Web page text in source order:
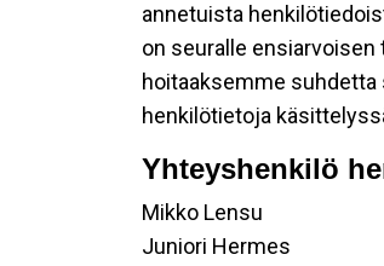
annetuista
on seuralle
hoitaaksemme
henkilötietoja
Yhteyshenkilö
Mikko Lensu
Juniori Hermes